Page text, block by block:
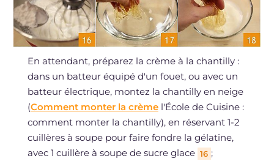
En attendant, préparez la crème à la chantilly :
dans un batteur équipé d'un fouet, ou avec un
batteur électrique, montez la chantilly en neige
(Comment monter la crèmel'École de Cuisine :
comment monter la chantilly), en réservant 1-2
cuillères à soupe pour faire fondre la gélatine,
avec 1 cuillère à soupe de sucre glace 16 ;